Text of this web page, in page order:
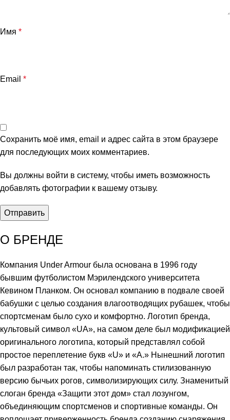
Имя *
Email *
Сохранить моё имя, email и адрес сайта в этом браузере
для последующих моих комментариев.
Вы должны войти в систему, чтобы иметь возможность
добавлять фотографии к вашему отзыву.
О БРЕНДЕ
Компания Under Armour была основана в 1996 году
бывшим футболистом Мэрилендского университета
Кевином Планком. Он основал компанию в подвале своей
бабушки с целью создания влагоотводящих рубашек, чтобы
спортсменам было сухо и комфортно. Логотип бренда,
культовый символ «UA», на самом деле был модификацией
оригинального логотипа, который представлял собой
простое переплетение букв «U» и «A.» Нынешний логотип
был разработан так, чтобы напоминать стилизованную
версию бычьих рогов, символизирующих силу. Знаменитый
слоган бренда «Защити этот дом» стал лозунгом,
объединяющим спортсменов и спортивные команды. Он